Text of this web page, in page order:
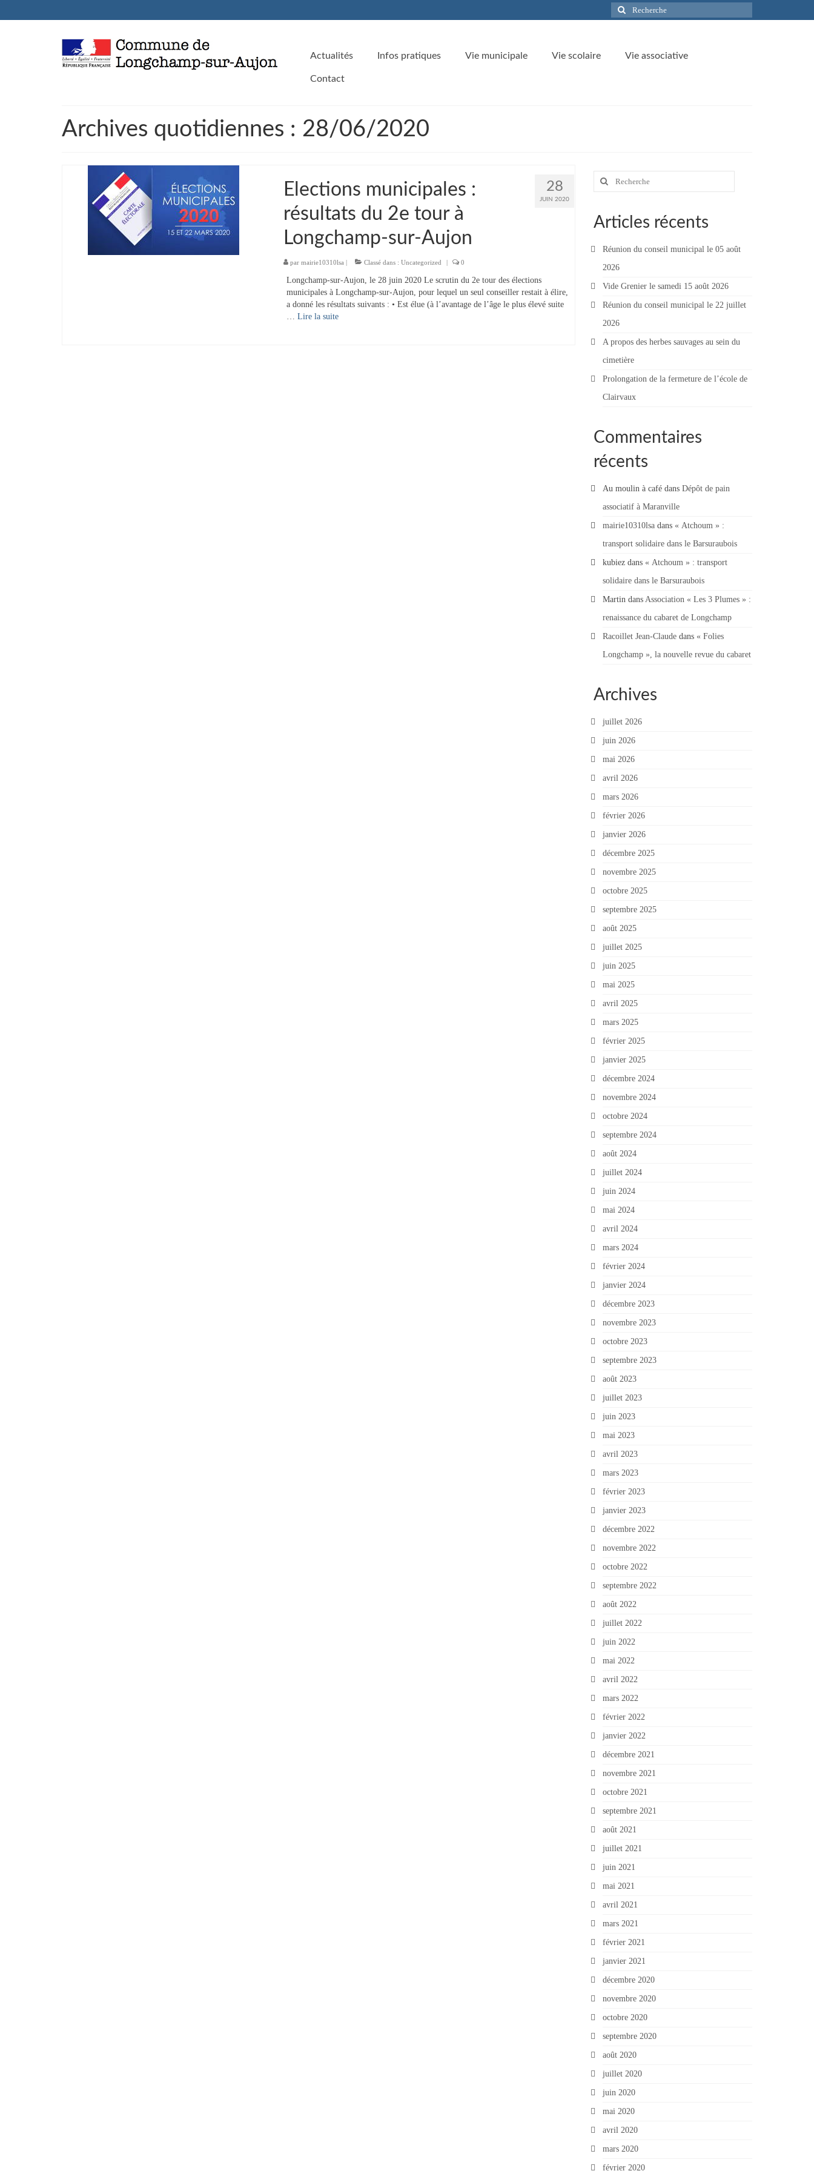
Rechercher
:
Actualités Infos pratiques Vie municipale Vie scolaire Vie associative
Contact
Archives quotidiennes : 28/06/2020
28
JUIN 2020
Elections municipales :
résultats du 2e tour à
Longchamp-sur-Aujon
par mairie10310lsa | Classé dans : Uncategorized | 0
Longchamp-sur-Aujon, le 28 juin 2020 Le scrutin du 2e tour des élections
municipales à Longchamp-sur-Aujon, pour lequel un seul conseiller restait à élire,
a donné les résultats suivants : • Est élue (à l’avantage de l’âge le plus élevé suite
… Lire la suite­­
Rechercher
Articles récents
Réunion du conseil municipal le 05 août
2026
Vide Grenier le samedi 15 août 2026
Réunion du conseil municipal le 22 juillet
2026
A propos des herbes sauvages au sein du
cimetière
Prolongation de la fermeture de l’école de
Clairvaux
Commentaires
récents
Au moulin à cafédans Dépôt de pain
associatif à Maranville
mairie10310lsadans « Atchoum » :
transport solidaire dans le Barsuraubois
kubiezdans « Atchoum » : transport
solidaire dans le Barsuraubois
Martindans Association « Les 3 Plumes » :
renaissance du cabaret de Longchamp
Racoillet Jean-Claudedans « Folies
Longchamp », la nouvelle revue du cabaret
Archives
juillet 2026
juin 2026
mai 2026
avril 2026
mars 2026
février 2026
janvier 2026
décembre 2025
novembre 2025
octobre 2025
septembre 2025
août 2025
juillet 2025
juin 2025
mai 2025
avril 2025
mars 2025
février 2025
janvier 2025
décembre 2024
novembre 2024
octobre 2024
septembre 2024
août 2024
juillet 2024
juin 2024
mai 2024
avril 2024
mars 2024
février 2024
janvier 2024
décembre 2023
novembre 2023
octobre 2023
septembre 2023
août 2023
juillet 2023
juin 2023
mai 2023
avril 2023
mars 2023
février 2023
janvier 2023
décembre 2022
novembre 2022
octobre 2022
septembre 2022
août 2022
juillet 2022
juin 2022
mai 2022
avril 2022
mars 2022
février 2022
janvier 2022
décembre 2021
novembre 2021
octobre 2021
septembre 2021
août 2021
juillet 2021
juin 2021
mai 2021
avril 2021
mars 2021
février 2021
janvier 2021
décembre 2020
novembre 2020
octobre 2020
septembre 2020
août 2020
juillet 2020
juin 2020
mai 2020
avril 2020
mars 2020
février 2020